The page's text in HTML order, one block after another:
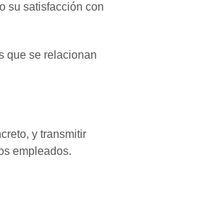
su satisfacción con
que se relacionan
y transmitir
empleados.